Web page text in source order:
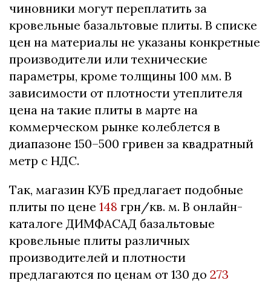
чиновники могут переплатить за
кровельные базальтовые плиты. В списке
цен на материалы не указаны конкретные
производители или технические
параметры, кроме толщины 100 мм. В
зависимости от плотности утеплителя
цена на такие плиты в марте на
коммерческом рынке колеблется в
диапазоне 150–500 гривен за квадратный
метр с НДС.
Так, магазин КУБ предлагает подобные
плиты по цене 148 грн/кв. м. В онлайн-
каталоге ДИМФАСАД базальтовые
кровельные плиты различных
производителей и плотности
предлагаются по ценам от 130 до 273